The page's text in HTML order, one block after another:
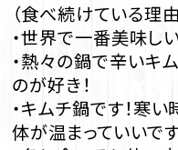
（食べ続けている理由
・世界で一番美味し
・熱々の鍋で辛いキ
のが好き！
・キムチ鍋です！寒
体が温まっていいです